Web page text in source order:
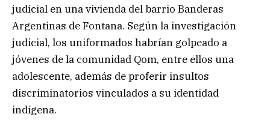
judicial en una vivienda del barrio Banderas
Argentinas de Fontana. Según la investigación
judicial, los uniformados habrían golpeado a
jóvenes de la comunidad Qom, entre ellos una
adolescente, además de proferir insultos
discriminatorios vinculados a su identidad
indígena.